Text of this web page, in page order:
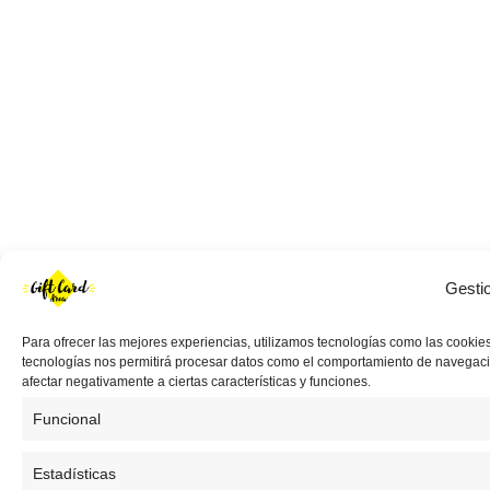
Para ofrecer las mejores experiencias, utilizamos tecnologías como las
tecnologías nos permitirá procesar datos como el comportamiento de
afectar negativamente a ciertas características y funciones.
Funcional
Estadísticas